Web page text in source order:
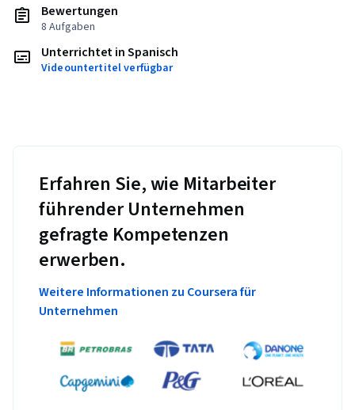
Bewertungen
8 Aufgaben
Unterrichtet in Spanisch
Videountertitel verfügbar
Erfahren Sie, wie Mitarbeiter
führender Unternehmen
gefragte Kompetenzen
erwerben.
Weitere Informationen zu Coursera für
Unternehmen